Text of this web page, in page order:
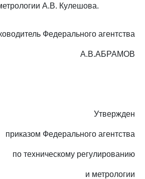
А.В. Кулешова.
Федерального агентства
А.В.АБРАМОВ
Утвержден
приказом Федерального агентства
по техническому регулированию
и метрологии